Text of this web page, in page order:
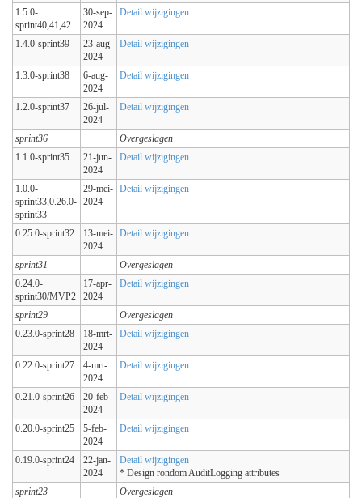
1.5.0-
sprint40,41,42
30-sep-
2024
Detail wijzigingen
1.4.0-sprint39
23-aug-
2024
Detail wijzigingen
1.3.0-sprint38
6-aug-
2024
Detail wijzigingen
1.2.0-sprint37
26-jul-
2024
Detail wijzigingen
sprint36
Overgeslagen
1.1.0-sprint35
21-jun-
2024
Detail wijzigingen
1.0.0-
sprint33,0.26.0-
sprint33
29-mei-
2024
Detail wijzigingen
0.25.0-sprint32
13-mei-
2024
Detail wijzigingen
sprint31
Overgeslagen
0.24.0-
sprint30/MVP2
17-apr-
2024
Detail wijzigingen
sprint29
Overgeslagen
0.23.0-sprint28
18-mrt-
2024
Detail wijzigingen
0.22.0-sprint27
4-mrt-
2024
Detail wijzigingen
0.21.0-sprint26
20-feb-
2024
Detail wijzigingen
0.20.0-sprint25
5-feb-
2024
Detail wijzigingen
0.19.0-sprint24
22-jan-
2024
Detail wijzigingen
* Design rondom AuditLogging attributes
sprint23
Overgeslagen